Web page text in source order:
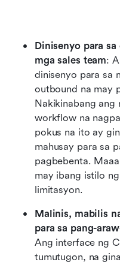
Dinisenyo para
mga sales team:
dinisenyo para sa
outbound na may
Nakikinabang ang
workflow na
pokus na ito ay
mahusay para sa
pagbebenta.
may ibang istilo
limitasyon.
Malinis, mabilis
para sa pang-
Ang interface ng
tumutugon, na